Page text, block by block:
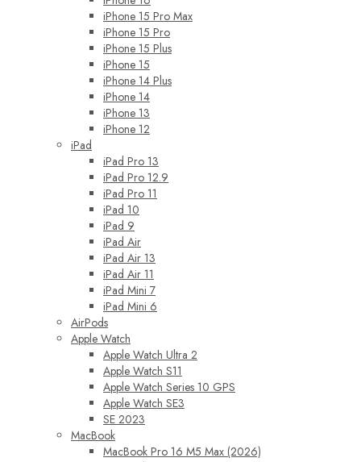
iPhone 15 Pro Max
iPhone 15 Pro
iPhone 15 Plus
iPhone 15
iPhone 14 Plus
iPhone 14
iPhone 13
iPhone 12
iPad
iPad Pro 13
iPad Pro 12.9
iPad Pro 11
iPad 10
iPad 9
iPad Air
iPad Air 13
iPad Air 11
iPad Mini 7
iPad Mini 6
AirPods
Apple Watch
Apple Watch Ultra 2
Apple Watch S11
Apple Watch Series 10 GPS
Apple Watch SE3
SE 2023
MacBook
MacBook Pro 16 M5 Max (2026)